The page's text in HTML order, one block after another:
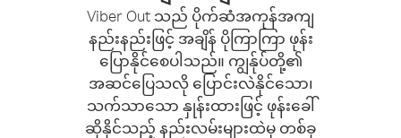
Viber Out သည် ပိုက်ဆံအကုန်အကျ
နည်းနည်းဖြင့် အချိန် ပိုကြာကြာ ဖုန်း
ပြောနိုင်စေပါသည်။ ကျွန်ုပ်တို့၏
အဆင်ပြေသလို ပြောင်းလဲနိုင်သော၊
သက်သာသော နှုန်းထားဖြင့် ဖုန်းခေါ်
ဆိုနိုင်သည့် နည်းလမ်းများထဲမှ တစ်ခု